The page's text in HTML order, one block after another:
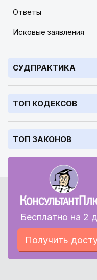
Ответы
Исковые заявления
СУДПРАКТИКА
ТОП КОДЕКСОВ
ТОП ЗАКОНОВ
Бесплатно на 2
Получить
Перед